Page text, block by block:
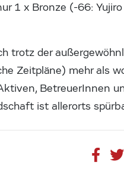
1 x Bronze (-66:
trotz der
Zeitpläne) mehr als
BetreuerInnen
ist allerorts